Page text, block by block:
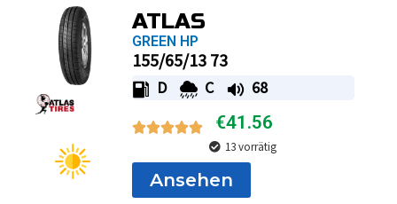
ATLAS
GREEN HP
155/65/13 73
D C 68
€41.56
13 vorrätig
Ansehen